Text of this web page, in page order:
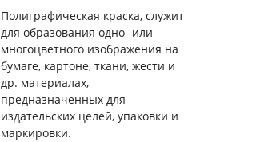
Полиграфическая краска, служит
для образования одно- или
многоцветного изображения на
бумаге, картоне, ткани, жести и
др. материалах,
предназначенных для
издательских целей, упаковки и
маркировки.